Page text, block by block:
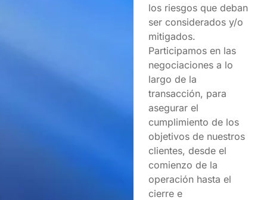
los riesgos que deban
ser considerados y/o
mitigados.
Participamos en las
negociaciones a lo
largo de la
transacción, para
asegurar el
cumplimiento de los
objetivos de nuestros
clientes, desde el
comienzo de la
operación hasta el
cierre e